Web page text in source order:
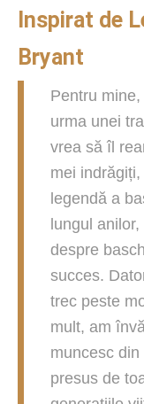
Inspirat de
Bryant
Pentru
urma unei
vrea să îl
mei
legendă a
lungul
despre
succes.
trec peste
mult, am
muncesc
presus de